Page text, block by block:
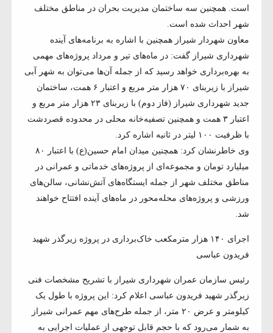
است. همچنین سه ساختمان مدیریت بحران در مناطق مختلف
شهر احداث شده است.
معاون شهردار شیراز همچنین با اشاره به برنامه‌های آینده
شهرداری شیراز گفت: در ماه‌های تیر و مرداد پروژه‌های مهمی
به بهره‌برداری خواهد رسید که از جمله آن‌ها می‌توان به شهر آبی
شیراز با زیربنای ۷۰ هزار متر مربع و اعتبار ۶ همت، ساختمان
جدید شهرداری شیراز (فاز دوم) با زیربنای ۲۳ هزار متر مربع و
اعتبار ۳ همت و همچنین تصفیه‌خانه محلی در محدوده قصردشت
با ظرفیت ۱۰۰ لیتر در ثانیه اشاره کرد.
وی خاطرنشان کرد: همچنین میدان امام حسین(ع) با اعتبار ۸۰
میلیارد تومان و مجموعه‌ای از پروژه‌های خدماتی و عمرانی در
مناطق مختلف شهر از جمله ایستگاه‌های آتش‌نشانی، سالن‌های
ورزشی و پروژه‌های محله‌محور در ماه‌های آینده افتتاح خواهند
شد.
اجرای ۱۴۰ هزار مترمکعب خاک‌برداری در پروژه زیرگذر شهید
فریدون عباسی
رئیس سازمان عمران شهرداری شیراز با تشریح مشخصات فنی
زیرگذر شهید فریدون عباسی اعلام کرد: این پروژه با طول یک
کیلومتر و عرض ۲۰ متر، از جمله طرح‌های مهم عمرانی شیراز
به شمار می‌رود که با حجم قابل توجهی از عملیات اجرایی به